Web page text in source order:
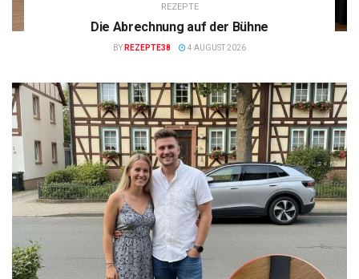
REZEPTE
Die Abrechnung auf der Bühne
BY REZEPTE38 4 AUGUST 2026